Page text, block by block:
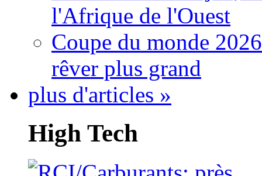
l'Afrique de l'Ouest
Coupe du monde
rêver plus grand
plus d'articles »
High Tech